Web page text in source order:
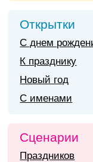
Открытки
С днем
К празднику
Новый год
С именами
Сценарии
Праздников